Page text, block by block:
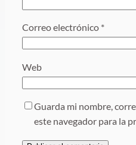
Correo electrónico *
Web
Guarda mi nombre,
este navegador para la